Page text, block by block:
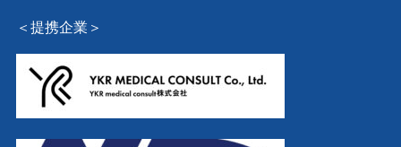
＜提携企業＞